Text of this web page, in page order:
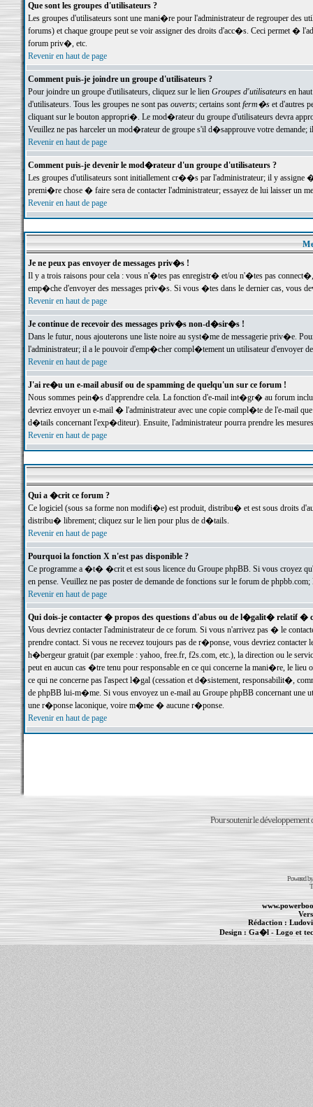
Que sont les groupes d'utilisateurs ?
Les groupes d'utilisateurs sont une mani�re pour l'administrateur de regrouper des
forums) et chaque groupe peut se voir assigner des droits d'acc�s. Ceci permet
forum priv�, etc.
Revenir en haut de page
Comment puis-je joindre un groupe d'utilisateurs ?
Pour joindre un groupe d'utilisateurs, cliquez sur le lien Groupes d'utilisateursen haut
d'utilisateurs. Tous les groupes ne sont pas ouverts; certains sontferm�set d'autres
cliquant sur le bouton appropri�. Le mod�rateur du groupe d'utilisateurs devra
Veuillez ne pas harceler un mod�rateur de groupe s'il d�sapprouve votre demande;
Revenir en haut de page
Comment puis-je devenir le mod�rateur d'un groupe d'utilisateurs ?
Les groupes d'utilisateurs sont initiallement cr��s par l'administrateur; il y
premi�re chose � faire sera de contacter l'administrateur; essayez de lui laisser un
Revenir en haut de page
Je ne peux pas envoyer de messages priv�s !
Il y a trois raisons pour cela : vous n'�tes pas enregistr� et/ou n'�tes pas
emp�che d'envoyer des messages priv�s. Si vous �tes dans le dernier cas, vous
Revenir en haut de page
Je continue de recevoir des messages priv�s non-d�sir�s !
Dans le futur, nous ajouterons une liste noire au syst�me de messagerie priv�e.
l'administrateur; il a le pouvoir d'emp�cher compl�tement un utilisateur d'envoyer
Revenir en haut de page
J'ai re�u un e-mail abusif ou de spamming de quelqu'un sur ce forum !
Nous sommes pein�s d'apprendre cela. La fonction d'e-mail int�gr� au forum inclut
devriez envoyer un e-mail � l'administrateur avec une copie compl�te de l'e-mail
d�tails concernant l'exp�diteur). Ensuite, l'administrateur pourra prendre les
Revenir en haut de page
Qui a �crit ce forum ?
Ce logiciel (sous sa forme non modifi�e) est produit, distribu� et est sous droits
distribu� librement; cliquez sur le lien pour plus de d�tails.
Revenir en haut de page
Pourquoi la fonction X n'est pas disponible ?
Ce programme a �t� �crit et est sous licence du Groupe phpBB. Si vous croyez
en pense. Veuillez ne pas poster de demande de fonctions sur le forum de
Revenir en haut de page
Qui dois-je contacter � propos des questions d'abus ou de l�galit� relatif �
Vous devriez contacter l'administrateur de ce forum. Si vous n'arrivez pas � le
prendre contact. Si vous ne recevez toujours pas de r�ponse, vous devriez
h�bergeur gratuit (par exemple : yahoo, free.fr, f2s.com, etc.), la direction ou le
peut en aucun cas �tre tenu pour responsable en ce qui concerne la mani�re, le
ce qui ne concerne pas l'aspect l�gal (cessation et d�sistement, responsabilit�,
de phpBB lui-m�me. Si vous envoyez un e-mail au Groupe phpBB concernant une
une r�ponse laconique, voire m�me � aucune r�ponse.
Revenir en haut de page
Pour soutenir le développement
Powered
Rédaction :
Design :Ga�l- Logo et
Informations :